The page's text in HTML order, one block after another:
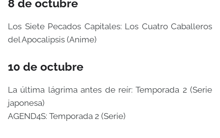
8 de octubre
Los Siete Pecados Capitales: Los Cuatro Caballeros
del Apocalipsis (Anime)
10 de octubre
La última lágrima antes de reír: Temporada 2 (Serie
japonesa)
AGEND4S: Temporada 2 (Serie)